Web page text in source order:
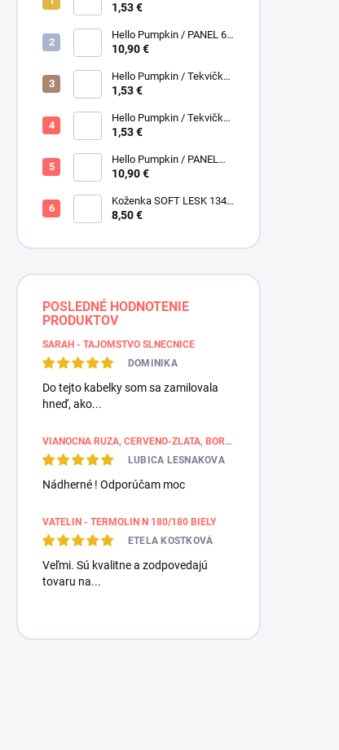
Smotanová / Cream /
1,53 €
Hello Pumpkin / PANEL 6
obrázkov / Henry Glass
10,90 €
Hello Pumpkin / Tekvičky /
Hnedá tmavá / Brown /
1,53 €
Hello Pumpkin / Tekvičky -
Oriešky / Taupe / Hnedá /
1,53 €
Hello Pumpkin / PANEL
veľký / Henry Glass
10,90 €
Koženka SOFT LESK 134
ZLATOBYĽ, žltá - zlatá,
8,50 €
POSLEDNÉ HODNOTENIE
PRODUKTOV
SARAH - TAJOMSTVO SLNEČNICE
DOMINIKA
Do tejto kabelky som sa zamilovala
hneď, ako...
VIANOČNÁ RUŽA, ČERVENO-ZLATÁ, BORDÚROVÉ PÁSY
LUBICA LESNAKOVA
Nádherné ! Odporúčam moc
VATELIN - TERMOLIN N 180/180 BIELY
ETELA KOSTKOVÁ
Veľmi. Sú kvalitne a zodpovedajú
tovaru na...